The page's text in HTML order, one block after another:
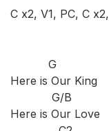
C x2, V1, PC, C
G
Here is Our King
G/B
Here is Our Love